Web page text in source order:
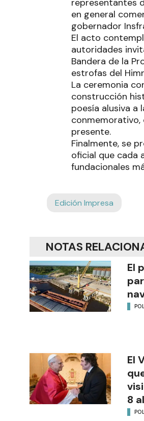
representantes
en general
gobernador
El acto
autoridades
Bandera de la
estrofas del
La ceremonia
construcción
poesía alusiva a
conmemorativo,
presente.
Finalmente, se
oficial que cada
fundacionales
Edición Impresa
NOTAS
El
El
8